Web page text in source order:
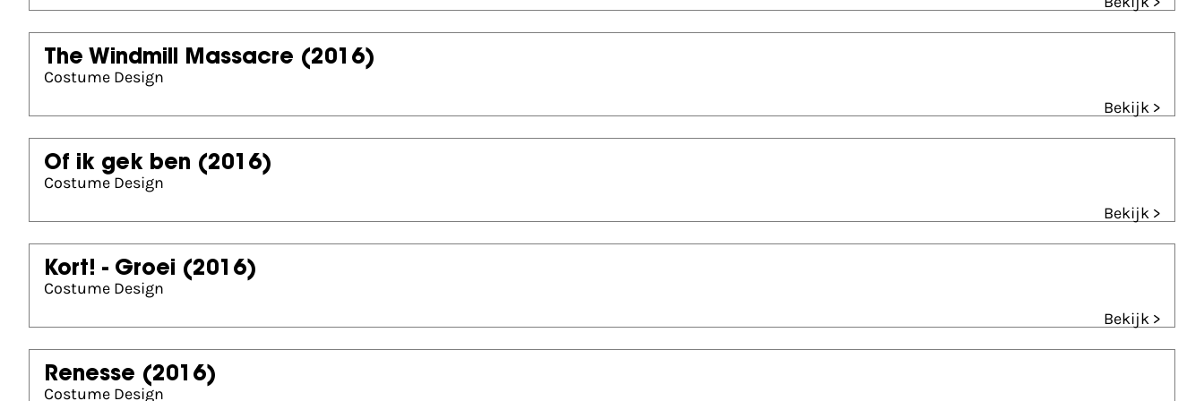
The Windmill Massacre (2016)
Costume Design
Bekijk >
Of ik gek ben (2016)
Costume Design
Bekijk >
Kort! - Groei (2016)
Costume Design
Bekijk >
Renesse (2016)
Costume Design